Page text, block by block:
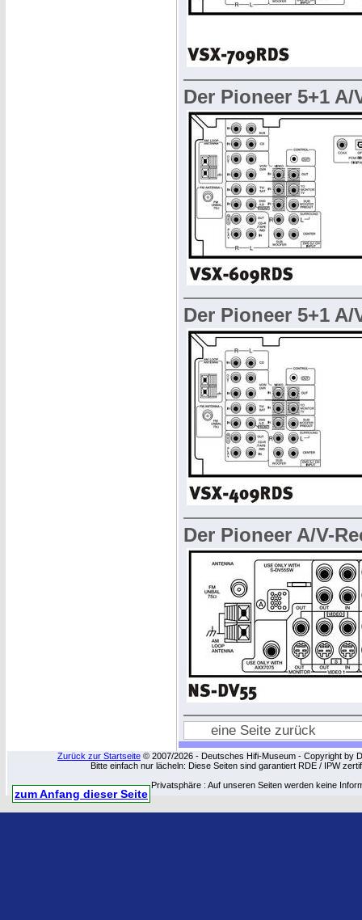
Der Pioneer 5+1 A/
Der Pioneer 5+1 A/
Der Pioneer A/V-
eine Seite zurück
Zurück zur Startseite © 2007/2026 - Deutsches Hifi-Museum - Copyright by
Bitte einfach nur lächeln: Diese Seiten sind garantiert RDE / IPW
Privatsphäre : Auf unseren Seiten werden keine
zum Anfang dieser Seite